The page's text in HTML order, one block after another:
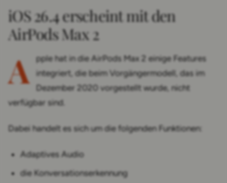
iOS 26.4 erscheint mit den
AirPods Max 2
A pple hat in die AirPods Max 2 einige Features
integriert, die beim Vorgängermodell, das im
Dezember 2020 vorgestellt wurde, nicht
verfügbar sind.
Dabei handelt es sich um die folgenden Funktionen:
Adaptives Audio
die Konver­sations­erkennung